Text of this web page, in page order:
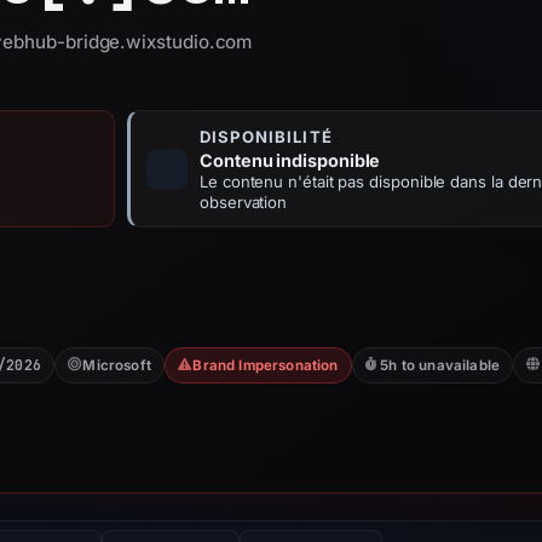
bridge.wixstudio.com
DISPONIBILITÉ
Contenu indisponible
Le contenu n'était pas disponible dans la
observation
Microsoft Brand Impersonation 5h to unavailable